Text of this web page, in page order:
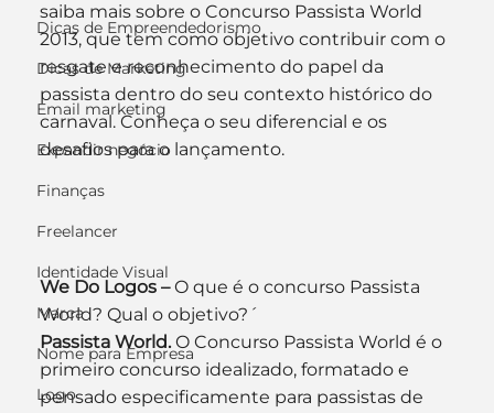
Dicas de Empreendedorismo
Dicas de Marketing
Email marketing
Expandir negócio
Finanças
Freelancer
Identidade Visual
Marca
Nome para Empresa
Logo
saiba mais sobre o Concurso Passista World
2013, que tem como objetivo contribuir com o
resgate e reconhecimento do papel da
passista dentro do seu contexto histórico do
carnaval. Conheça o seu diferencial e os
desafios para o lançamento.
We Do Logos – O que é o concurso Passista
World? Qual o objetivo?´
Passista World. O Concurso Passista World é o
primeiro concurso idealizado, formatado e
pensado especificamente para passistas de